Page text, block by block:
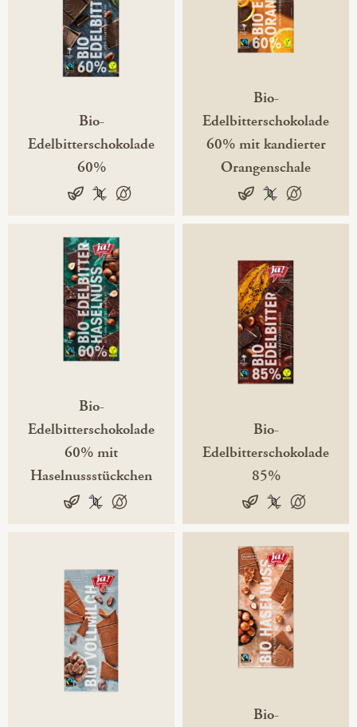
Bio-
Edelbitterschokolade
60%
100% pflanzlich
vegan100 % gentechnikfrei
100 % palmölfrei
Bio-
Edelbitterschokolade
60% mit kandierter
Orangenschale
vegan100 %100 %
Bio-
Edelbitterschokolade
60% mit
Haselnussstückchen
vegan100 % gentechnikfrei
100 % palmölfrei
Bio-
Edelbitterschokolade
85%
100% pflanzlich
vegan100 %100 %
Bio-